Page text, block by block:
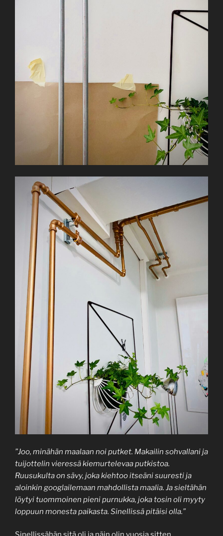
”Joo, minähän maalaan noi putket. Makailin sohvallani ja
tuijottelin vieressä kiemurtelevaa putkistoa.
Ruusukulta on sävy, joka kiehtoo itseäni suuresti ja
aloinkin googlailemaan mahdollista maalia. Ja sieltähän
löytyi tuommoinen pieni purnukka, joka tosin oli myyty
loppuun monesta paikasta. Sinellissä pitäisi olla.”